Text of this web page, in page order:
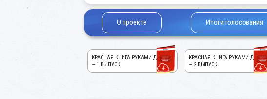
О проекте Итоги голосования
КРАСНАЯ КНИГА РУКАМИ ДЕТЕЙ!
— 1 ВЫПУСК
КРАСНАЯ КНИГА РУКАМИ ДЕТЕЙ!
— 2 ВЫПУСК